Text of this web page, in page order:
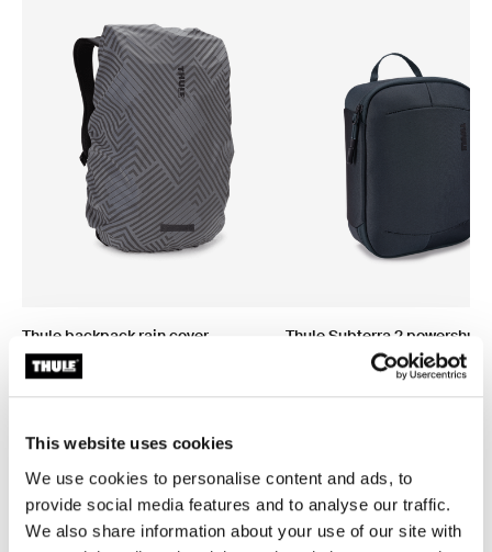
This website uses cookies
We use cookies to personalise content and ads, to
provide social media features and to analyse our traffic.
We also share information about your use of our site with
Thule backpack rain cover
cubierta para lluvia para mochila
universal color plata
Thule Subterra 2
organizador de dispositivos
electrónicos Dark Gray
Toggle overview
Descripción del producto